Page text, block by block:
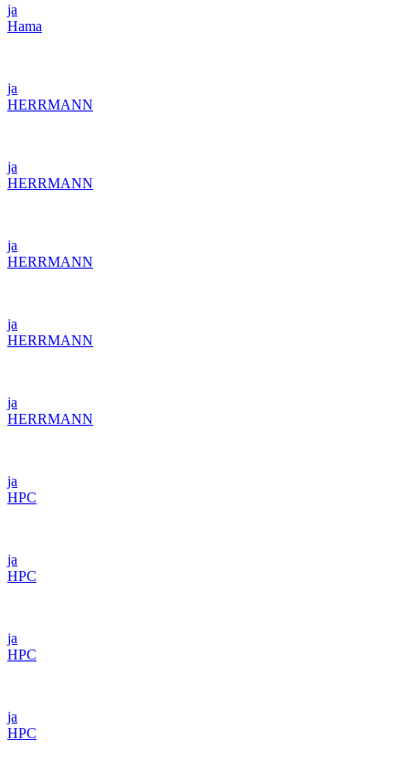
ja
Hama
ja
HERRMANN
ja
HERRMANN
ja
HERRMANN
ja
HERRMANN
ja
HERRMANN
ja
HPC
ja
HPC
ja
HPC
ja
HPC